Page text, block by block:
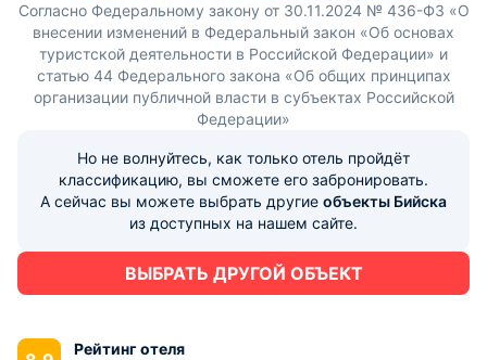
Согласно Федеральному закону от 30.11.2024 № 436-ФЗ «О
внесении изменений в Федеральный закон «Об основах
туристской деятельности в Российской Федерации» и
статью 44 Федерального закона «Об общих принципах
организации публичной власти в субъектах Российской
Федерации»
Но не волнуйтесь, как только отель пройдёт
классификацию, вы сможете его забронировать.
А сейчас вы можете выбрать другие объекты Бийска
из доступных на нашем сайте.
ВЫБРАТЬ ДРУГОЙ ОБЪЕКТ
Рейтинг отеля